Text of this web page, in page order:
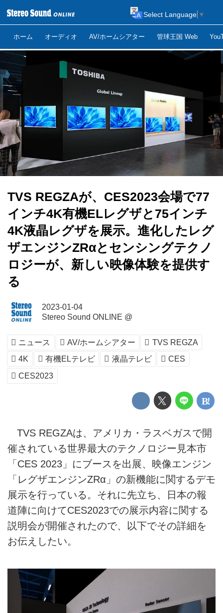
ホーム オーディオ AV/ホームシアター 管球王国 Web
Select Language ▼
TVS REGZAが、CES2023会場で77
インチ4K有機ELレグザと75インチ
4K液晶レグザを展示。進化したレグ
ザエンジンZRαとセンシングテクノ
ロジーが、新しい映像体験を提供す
る
2023-01-04
Stereo Sound ONLINE @
ニュース AV/ホームシアター
TVS REGZA
4K
有機ELテレビ 液晶テレビ
CES
CES2023
TVS REGZAは、アメリカ・ラスベガスで開
催されている世界最大のテクノロジー見本市
「CES 2023」にブースを出展、映像エンジン
「レグザエンジンZRα」の新機能に関するデモ
展示を行っている。それに先立ち、日本の報
道陣に向けてCES2023での展示内容に関する
説明会が開催されたので、以下でその詳細を
お伝えしたい。